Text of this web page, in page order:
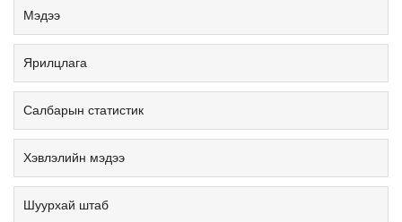
Мэдээ
Ярилцлага
Салбарын статистик
Хэвлэлийн мэдээ
Шуурхай штаб